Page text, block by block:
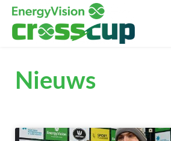
Nieuws